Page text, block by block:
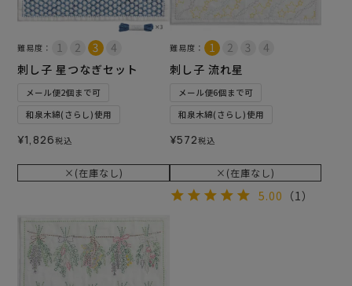
難易度：
刺し子 星つなぎセット
メール便2個まで可
和泉木綿(さらし)使用
¥1,826税込
×(在庫なし)
難易度：
刺し子 流れ星
メール便6個まで可
和泉木綿(さらし)使用
¥572税込
×(在庫なし)
5.00 （1）